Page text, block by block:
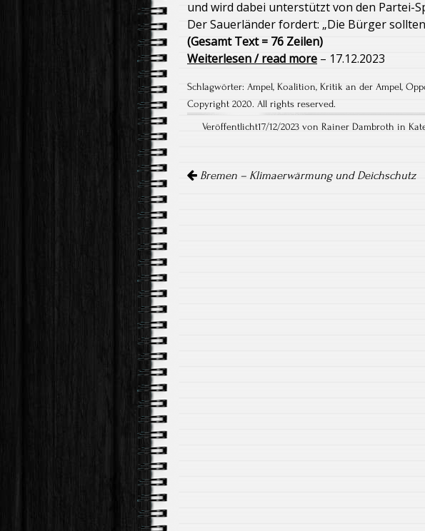
und wird dabei unterstützt von den Partei-
Der Sauerländer fordert: „Die Bürger
(Gesamt Text = 76 Zeilen)
Weiterlesen / read more – 17.12.2023
Schlagwörter: Ampel, Koalition, Kritik an der Ampel,
Copyright 2020. All rights reserved.
Veröffentlicht17/12/2023 von Rainer Dambroth in
Navigation
Bremen – Klimaerwärmung und Deichschutz